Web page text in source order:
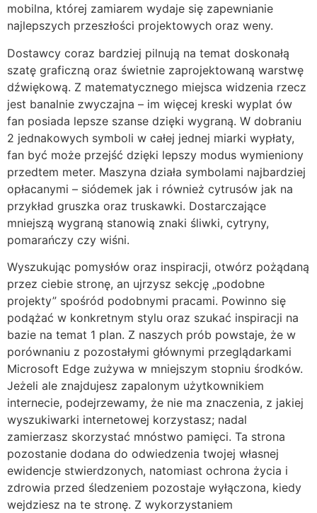
mobilna, której zamiarem wydaje się zapewnianie
najlepszych przeszłości projektowych oraz weny.
Dostawcy coraz bardziej pilnują na temat doskonałą
szatę graficzną oraz świetnie zaprojektowaną warstwę
dźwiękową. Z matematycznego miejsca widzenia rzecz
jest banalnie zwyczajna – im więcej kreski wyplat ów
fan posiada lepsze szanse dzięki wygraną. W dobraniu
2 jednakowych symboli w całej jednej miarki wypłaty,
fan być może przejść dzięki lepszy modus wymieniony
przedtem meter. Maszyna działa symbolami najbardziej
opłacanymi – siódemek jak i również cytrusów jak na
przykład gruszka oraz truskawki. Dostarczające
mniejszą wygraną stanowią znaki śliwki, cytryny,
pomarańczy czy wiśni.
Wyszukując pomysłów oraz inspiracji, otwórz pożądaną
przez ciebie stronę, an ujrzysz sekcję „podobne
projekty” spośród podobnymi pracami. Powinno się
podążać w konkretnym stylu oraz szukać inspiracji na
bazie na temat 1 plan. Z naszych prób powstaje, że ​​w
porównaniu z pozostałymi głównymi przeglądarkami
Microsoft Edge zużywa w mniejszym stopniu środków.
Jeżeli ale znajdujesz zapalonym użytkownikiem
internecie, podejrzewamy, że nie ma znaczenia, z jakiej
wyszukiwarki internetowej korzystasz; nadal
zamierzasz skorzystać mnóstwo pamięci. Ta strona
pozostanie dodana do odwiedzenia twojej własnej
ewidencje stwierdzonych, natomiast ochrona życia i
zdrowia przed śledzeniem pozostaje wyłączona, kiedy
wejdziesz na te stronę. Z wykorzystaniem